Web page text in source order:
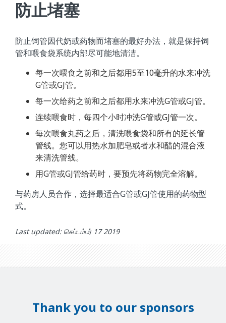
防止堵塞
防止饲管因代奶或药物而堵塞的最好办法，就是保持饲
管和喂食袋系统内部尽可能地清洁。
每一次喂食之前和之后都用5至10毫升的水来冲洗
G管或GJ管。
每一次给药之前和之后都用水来冲洗G管或GJ管。
连续喂食时，每四个小时冲洗G管或GJ管一次。
每次喂食丸药之后，清洗喂食袋和所有的延长管
管线。您可以用热水加肥皂或者水和醋的混合液
来清洗管线。
用G管或GJ管给药时，要预先将药物完全溶解。
与药房人员合作，选择最适合G管或GJ管使用的药物型
式。
Last updated: செப்டம்பர் 17 2019
Thank you to our sponsors